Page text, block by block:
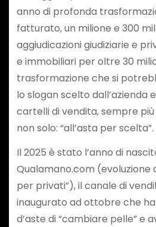
anno di profonda
fatturato, un milione e 300
aggiudicazioni giudiziarie e
e immobiliari per oltre 30
trasformazione che si
lo slogan scelto dall’azienda
cartelli di vendita, sempre più
non solo: “all’asta per scelta”.
Il 2025 è stato l’anno di
Qualamano.com (evoluzione
per privati”), il canale di
inaugurato ad ottobre che
d’aste di “cambiare pelle” e